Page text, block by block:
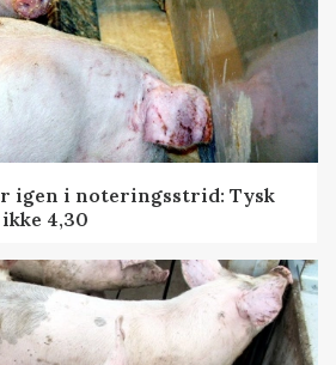
igen i noteringsstrid: Tysk
4,30